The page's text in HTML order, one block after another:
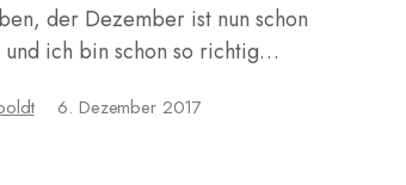
der Dezember ist nun schon
und ich bin schon so richtig…
6. Dezember 2017